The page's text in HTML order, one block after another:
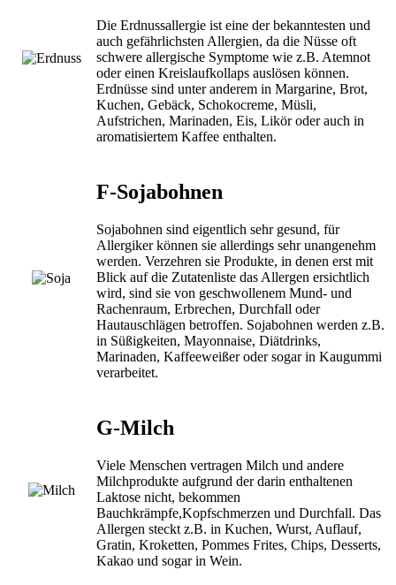
Die Erdnussallergie ist eine der bekanntesten und
auch gefährlichsten Allergien, da die Nüsse oft
schwere allergische Symptome wie z.B. Atemnot
oder einen Kreislaufkollaps auslösen können.
Erdnüsse sind unter anderem in Margarine, Brot,
Kuchen, Gebäck, Schokocreme, Müsli,
Aufstrichen, Marinaden, Eis, Likör oder auch in
aromatisiertem Kaffee enthalten.
F-Sojabohnen
Sojabohnen sind eigentlich sehr gesund, für
Allergiker können sie allerdings sehr unangenehm
werden. Verzehren sie Produkte, in denen erst mit
Blick auf die Zutatenliste das Allergen ersichtlich
wird, sind sie von geschwollenem Mund- und
Rachenraum, Erbrechen, Durchfall oder
Hautauschlägen betroffen. Sojabohnen werden z.B.
in Süßigkeiten, Mayonnaise, Diätdrinks,
Marinaden, Kaffeeweißer oder sogar in Kaugummi
verarbeitet.
G-Milch
Viele Menschen vertragen Milch und andere
Milchprodukte aufgrund der darin enthaltenen
Laktose nicht, bekommen
Bauchkrämpfe,Kopfschmerzen und Durchfall. Das
Allergen steckt z.B. in Kuchen, Wurst, Auflauf,
Gratin, Kroketten, Pommes Frites, Chips, Desserts,
Kakao und sogar in Wein.